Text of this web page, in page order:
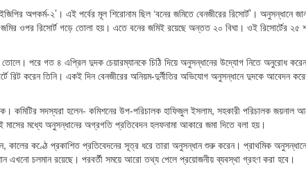
অপকর্ম-২’। এই পর্বের মূল শিরোনাম ছিল ‘বনের জমিতে বেনজীরের রিসোর্ট’। অনুসন্ধানে
ওপর রিসোর্ট গড়ে তোলা হয়। এতে বনের জমিই রয়েছে অন্তত ২০ বিঘা। ওই রিসোর্টের ২৫
পরে গত ৪ এপ্রিল দুদক চেয়ারম্যানকে চিঠি দিয়ে অনুসন্ধানের উদ্যোগ নিতে অনুরোধ
রিট করেন তিনি। একই দিন বেনজীরের অনিয়ম-দুর্নীতির অভিযোগ অনুসন্ধানে দুদকে আবেদন
কমিটির সদস্যরা হলেন- কমিশনের উপ-পরিচালক হাফিজুল ইসলাম, সহকারী পরিচালক জয়নাল
মধ্যে অনুসন্ধানের অগ্রগতি প্রতিবেদন হলফনামা আকারে জমা দিতে বলা হয়।
কালের কণ্ঠে প্রকাশিত প্রতিবেদনের সূত্র ধরে তারা অনুসন্ধান শুরু করেন। প্রাথমিক
এখনো চলমান রয়েছে। পরবর্তী সময়ে আরো তথ্য পেলে প্রয়োজনীয় ব্যবস্থা গ্রহণ করা হবে।